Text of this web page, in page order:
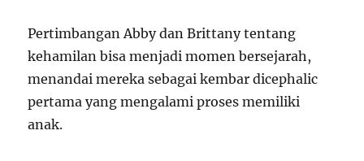
Pertimbangan Abby dan Brittany tentang
kehamilan bisa menjadi momen bersejarah,
menandai mereka sebagai kembar dicephalic
pertama yang mengalami proses memiliki
anak.